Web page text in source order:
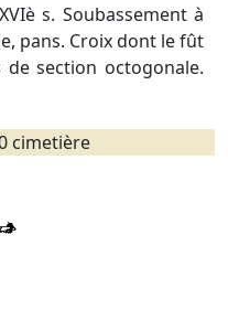
s. Soubassement à
pans. Croix dont le fût
section octogonale.
cimetière